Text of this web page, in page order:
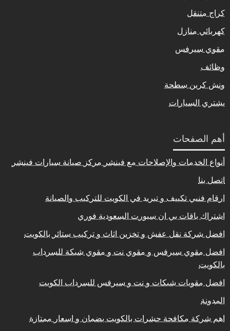
كراج متنقل
كهربائي منازل
مقوي سيرفس
وظائف
ونش كرين سطحة
يشتري السيارات
أهم الصفحات
أنواع الخدمات والإصلاحات مع فينشر مركز صيانة سيارات فينشر
اتصل بنا
ارقام فنيي تكييف و تبريد في الكويت للتركيب والصيانة
اشتراك باقات بي ان سبورت السعودية فوري
افضل شركة نقل عفش و تخزين اثاث و تركيب ستائر بالكويت
افضل مقوي سيرفس و مقوي نت و مقوي شبكة للسرداب
بالكويت
افضل مقويات شبكات و نت و سيرفس للسرداب الكويت
المدونة
اهم شركة مكافحة حشرات بالكويت بضمان و اسعار ممتازة